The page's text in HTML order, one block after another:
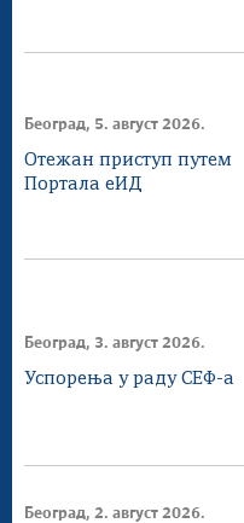
Београд, 5. август 2026.
Отежан приступ путем
Портала еИД
Београд, 3. август 2026.
Успорења у раду СЕФ-а
Београд, 2. август 2026.